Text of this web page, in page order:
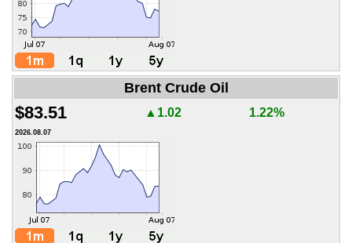
Brent Crude Oil
$83.51 ▲1.02 1.22%
2026.08.07